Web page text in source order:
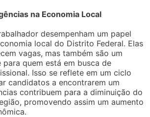
na Economia Local
desempenham um papel
local do Distrito Federal. Elas
vagas, mas também são um
quem está em busca de
Isso se reflete em um ciclo
candidatos a encontrarem um
contribuem para a diminuição do
promovendo assim um aumento